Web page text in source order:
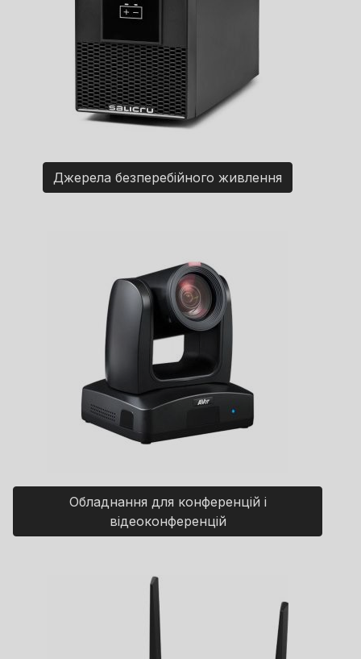
Джерела безперебійного живлення
Обладнання для конференцій і
відеоконференцій